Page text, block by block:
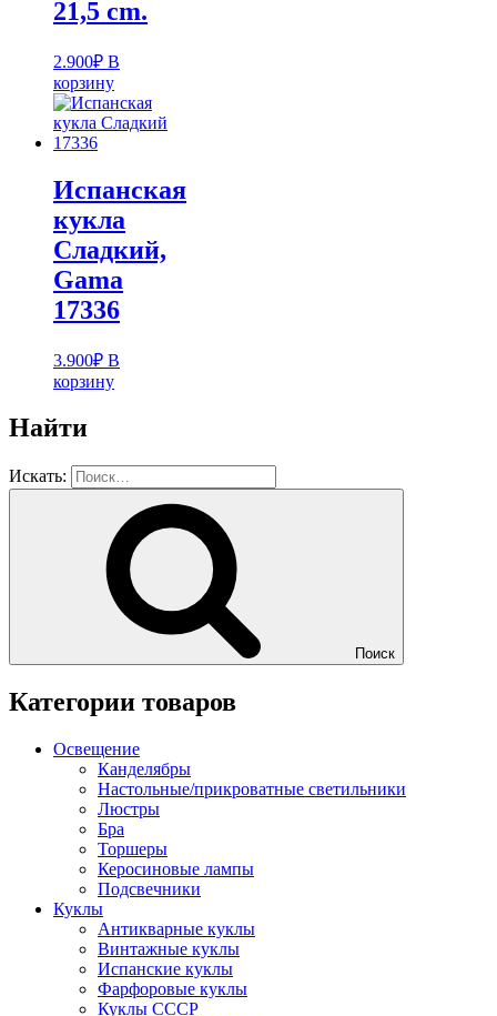
21,5 cm.
2.900₽ В
корзину
Испанская
кукла
Cладкий,
Gama
17336
3.900₽ В
корзину
Найти
Искать:
Поиск
Категории товаров
Освещение
Канделябры
Настольные/прикроватные светильники
Люстры
Бра
Торшеры
Керосиновые лампы
Подсвечники
Куклы
Антикварные куклы
Винтажные куклы
Испанские куклы
Фарфоровые куклы
Куклы СССР